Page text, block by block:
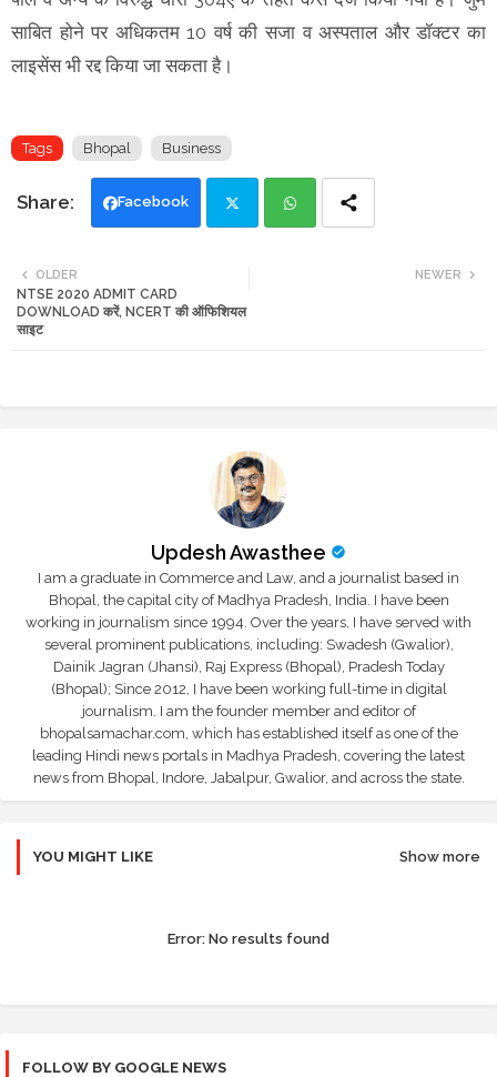
साबित होने पर अधिकतम 10 वर्ष की सजा व अस्पताल और डॉक्टर का
लाइसेंस भी रद्द किया जा सकता है।
Tags Bhopal Business
Facebook
NEWER
OLDER
NTSE 2020 ADMIT CARD
DOWNLOAD करें, NCERT की ऑफिशियल
साइट
Updesh Awasthee
I am a graduate in Commerce and Law, and a journalist based in
Bhopal, the capital city of Madhya Pradesh, India. I have been
working in journalism since 1994. Over the years, I have served with
several prominent publications, including: Swadesh (Gwalior),
Dainik Jagran (Jhansi), Raj Express (Bhopal), Pradesh Today
(Bhopal); Since 2012, I have been working full-time in digital
journalism. I am the founder member and editor of
bhopalsamachar.com, which has established itself as one of the
leading Hindi news portals in Madhya Pradesh, covering the latest
news from Bhopal, Indore, Jabalpur, Gwalior, and across the state.
YOU MIGHT LIKE Show more
Error: No results found
FOLLOW BY GOOGLE NEWS